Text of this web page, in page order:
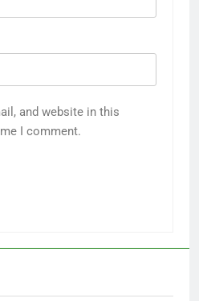
and website in this
I comment.